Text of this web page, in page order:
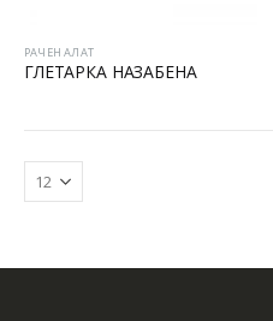
РАЧЕН АЛАТ
ГЛЕТАРКА НАЗАБЕНА